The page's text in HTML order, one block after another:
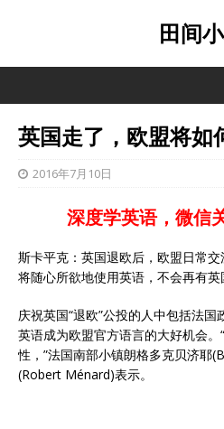
田间
英国走了，欧盟将如
2016年7月10日
深度学英语，微信
斯卡平克：英国退欧后，欧盟日常
将随心所欲地使用英语，不会再有英
庆祝英国“退欧”公投的人中包括法
英语成为欧盟官方语言的大好机会
性，”法国南部小镇朗格多克贝济耶
(Robert Ménard)表示。